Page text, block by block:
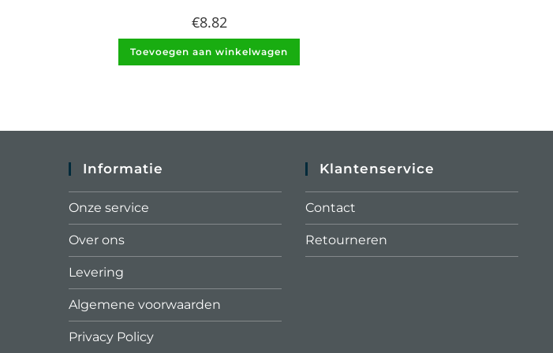
€8.82
Toevoegen aan winkelwagen
Informatie
Onze service
Over ons
Levering
Algemene voorwaarden
Privacy Policy
Klantenservice
Contact
Retourneren